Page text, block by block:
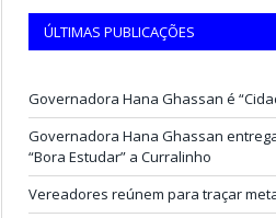
ÚLTIMAS PUBLICAÇÕES
Governadora Hana Ghassan é
Governadora Hana Ghassan
“Bora Estudar” a Curralinho
Vereadores reúnem para traçar